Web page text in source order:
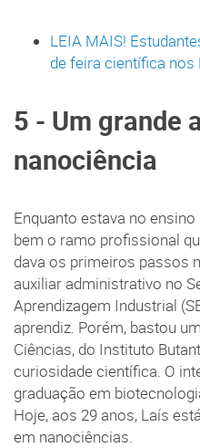
LEIA MAIS!
de feira científica nos
5 - Um grande
nanociência
Enquanto estava no
bem o ramo profissional
dava os primeiros passos
auxiliar administrativo no
Aprendizagem Industrial
aprendiz. Porém, bastou
Ciências, do Instituto
curiosidade científica. O
graduação em
Hoje, aos 29 anos, Laís
em nanociências.